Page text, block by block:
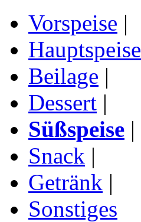
Vorspeise |
Hauptspeise
Beilage |
Dessert |
Süßspeise |
Snack |
Getränk |
Sonstiges